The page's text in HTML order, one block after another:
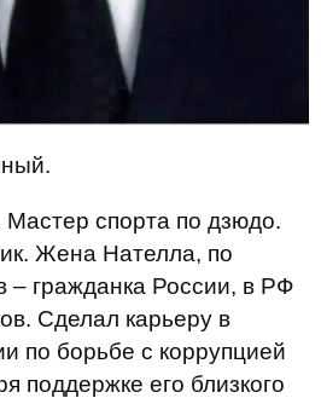
Мастер спорта по дзюдо.
Жена Нателла, по
– гражданка России, в РФ
Сделал карьеру в
по борьбе с коррупцией
поддержке его близкого